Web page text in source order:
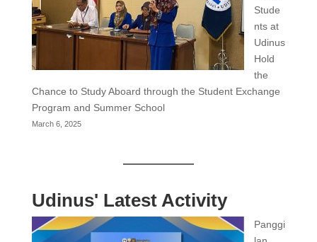
Stude
nts at
Udinus
Hold
the
Chance to Study Aboard through the Student Exchange
Program and Summer School
March 6, 2025
Udinus' Latest Activity
Panggi